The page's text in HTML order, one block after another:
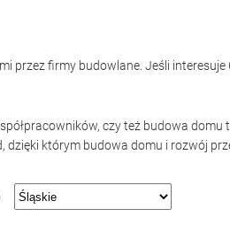
przez firmy budowlane. Jeśli
czy też budowa
którym budowa domu i rozwój